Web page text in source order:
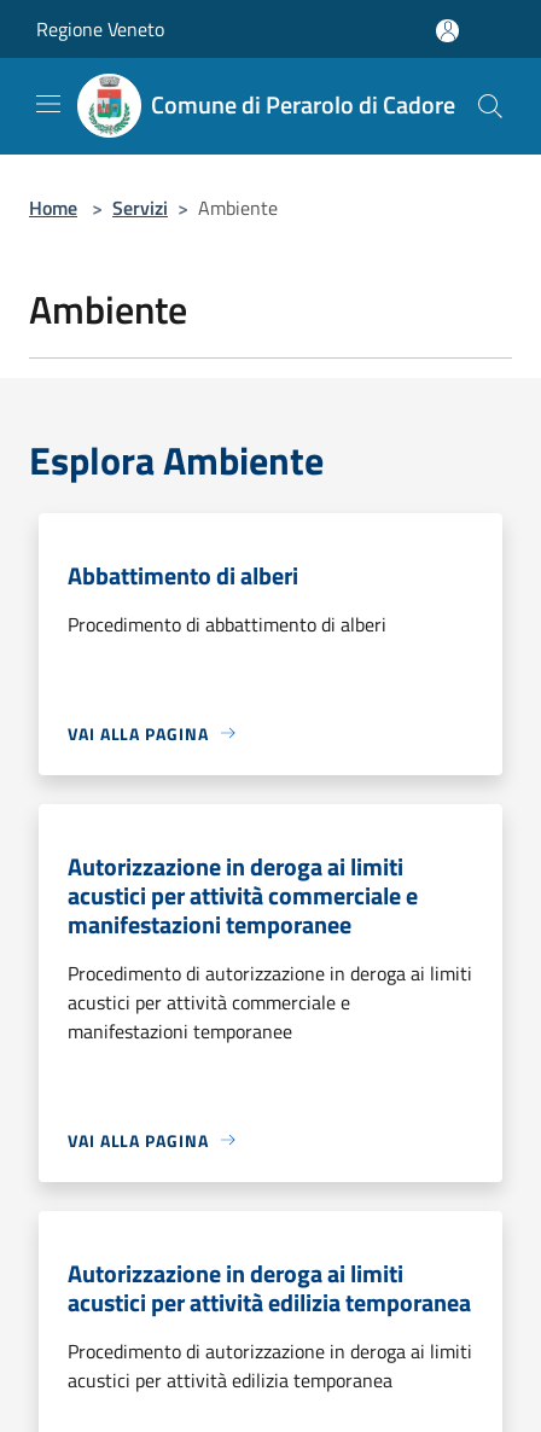
Regione Veneto
Comune di Perarolo di Cadore
Home > Servizi > Ambiente
Ambiente
Esplora Ambiente
Abbattimento di alberi
Procedimento di abbattimento di alberi
VAI ALLA PAGINA
Autorizzazione in deroga ai limiti
acustici per attività commerciale e
manifestazioni temporanee
Procedimento di autorizzazione in deroga ai limiti
acustici per attività commerciale e
manifestazioni temporanee
VAI ALLA PAGINA
Autorizzazione in deroga ai limiti
acustici per attività edilizia temporanea
Procedimento di autorizzazione in deroga ai limiti
acustici per attività edilizia temporanea